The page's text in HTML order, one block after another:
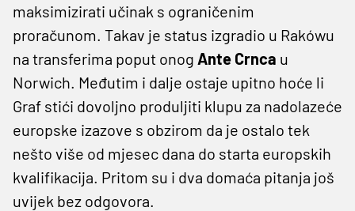
maksimizirati učinak s ograničenim
proračunom. Takav je status izgradio u Rakówu
na transferima poput onog Ante Crnca u
Norwich. Međutim i dalje ostaje upitno hoće li
Graf stići dovoljno produljiti klupu za nadolazeće
europske izazove s obzirom da je ostalo tek
nešto više od mjesec dana do starta europskih
kvalifikacija. Pritom su i dva domaća pitanja još
uvijek bez odgovora.